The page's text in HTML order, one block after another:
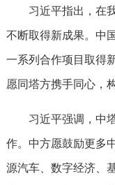
习近平指出，在
不断取得新成果。中
一系列合作项目取得
愿同塔方携手同心，
习近平强调，中
作。中方愿鼓励更多
源汽车、数字经济、